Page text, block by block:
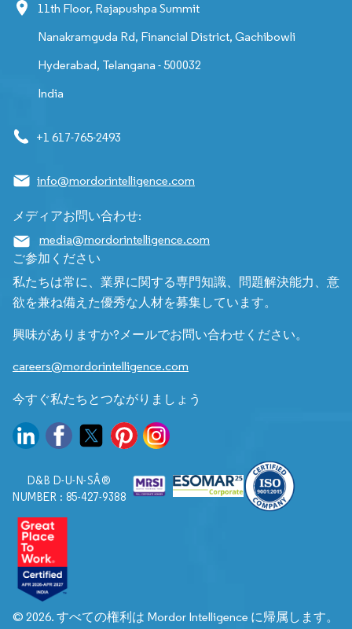
11th Floor, Rajapushpa Summit
Nanakramguda Rd, Financial District, Gachibowli
Hyderabad, Telangana - 500032
India
+1 617-765-2493
info@mordorintelligence.com
メディアお問い合わせ:
media@mordorintelligence.com
ご参加ください
私たちは常に、業界に関する専門知識、問題解決能力、意
欲を兼ね備えた優秀な人材を募集しています。
興味がありますか?メールでお問い合わせください。
careers@mordorintelligence.com
今すぐ私たちとつながりましょう
D&B D-U-N-SÂ®
NUMBER : 85-427-9388
© 2026. すべての権利は Mordor Intelligence に帰属します。